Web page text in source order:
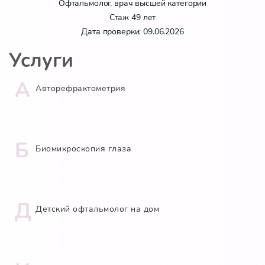
Офтальмолог, врач высшей категории
Стаж 49 лет
Дата проверки: 09.06.2026
Услуги
А Авторефрактометрия
Б Биомикроскопия глаза
Д Детский офтальмолог на дом